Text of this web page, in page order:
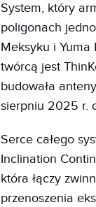
System, który
poligonach
Meksyku i
twórcą jest
budowała
sierpniu 2025 r.
Serce całego
Inclination
która łączy
przenoszenia